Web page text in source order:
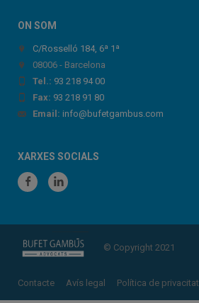
ON SOM
C/Rosselló 184, 6ª 1ª
08006 - Barcelona
Tel.: 93 218 94 00
Fax: 93 218 91 80
Email: info@bufetgambus.com
XARXES SOCIALS
© Copyright 2021
Contacte Avís legal Política de privacitat